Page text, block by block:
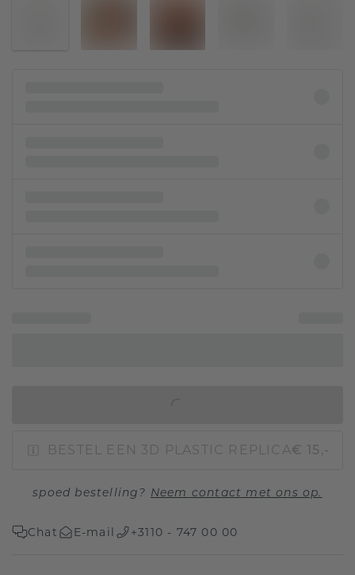
BESTEL EEN 3D PLASTIC REPLICA€ 15,-
spoed bestelling? Neem contact met ons op.
Chat E-mail +3110 - 747 00 00